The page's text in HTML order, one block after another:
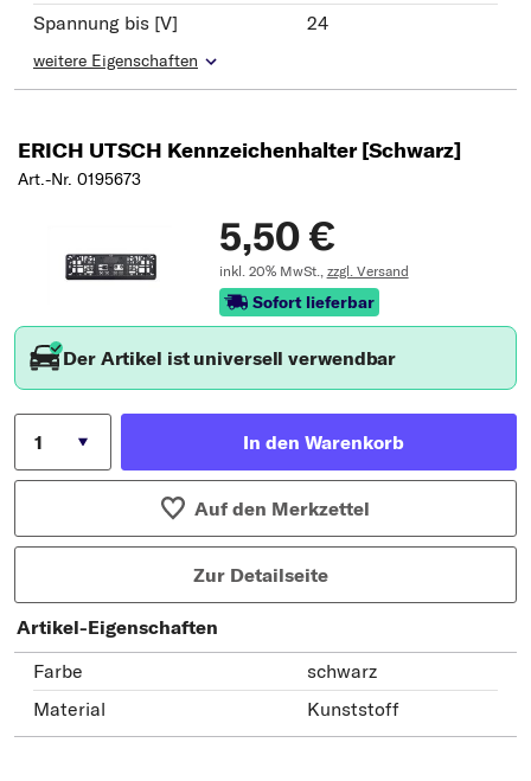
Spannung bis [V]
24
weitere Eigenschaften
ERICH UTSCH Kennzeichenhalter [Schwarz]
Art.-Nr. 0195673
5,50 €
inkl. 20% MwSt., zzgl. Versand
Sofort lieferbar
Der Artikel ist universell verwendbar
In den Warenkorb
Auf den Merkzettel
Zur Detailseite
Artikel-Eigenschaften
Farbe
schwarz
Material
Kunststoff